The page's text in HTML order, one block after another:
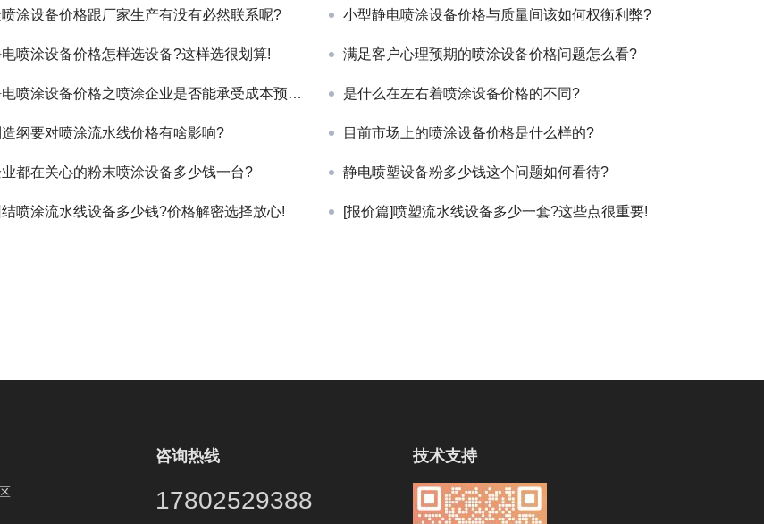
涂设备价格跟厂家生产有没有必然联系呢? 小型静电喷涂设备价格与质量间该如何权衡利弊?
喷涂设备价格怎样选设备?这样选很划算! 满足客户心理预期的喷涂设备价格问题怎么看?
喷涂设备价格之喷涂企业是否能承受成本预算? 是什么在左右着喷涂设备价格的不同?
纲要对喷涂流水线价格有啥影响? 目前市场上的喷涂设备价格是什么样的?
都在关心的粉末喷涂设备多少钱一台? 静电喷塑设备粉多少钱这个问题如何看待?
喷涂流水线设备多少钱?价格解密选择放心! [报价篇]喷塑流水线设备多少一套?这些点很重要!
咨询热线
17802529388
技术支持